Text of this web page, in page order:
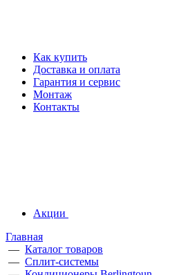
Как купить
Доставка и оплата
Гарантия и сервис
Монтаж
Контакты
Акции
Главная
— Каталог товаров
— Сплит-системы